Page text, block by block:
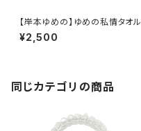
【岸本ゆめの】ゆめの私情タオル
¥2,500
同じカテゴリの商品